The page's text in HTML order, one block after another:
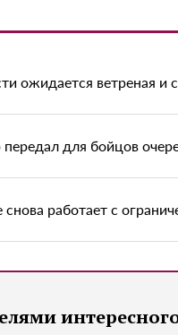
ожидается ветреная и
для бойцов
работает с